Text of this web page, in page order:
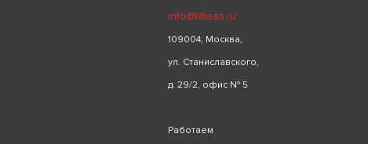
info@littess.ru
109004, Москва,
ул. Станиславского,
д. 29/2, офис № 5
Работаем